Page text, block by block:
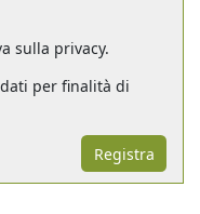
sulla privacy.
per finalità di